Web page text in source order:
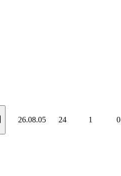
26.08.05 24 1 0